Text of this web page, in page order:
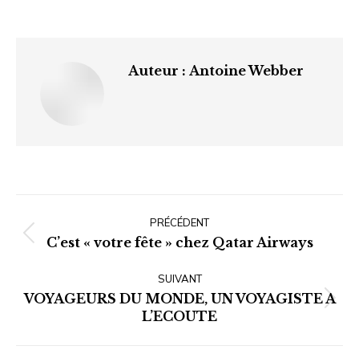
Auteur : Antoine Webber
article
PRÉCÉDENT
Article
:
C’est « votre fête » chez Qatar Airways
SUIVANT
Article
suivant
VOYAGEURS DU MONDE, UN VOYAGISTE A
L’ECOUTE